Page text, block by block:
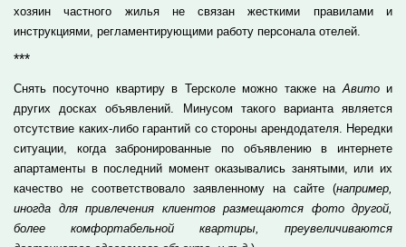
хозяин частного жилья не связан жесткими правилами и
инструкциями, регламентирующими работу персонала отелей.
***
Снять посуточно квартиру в Терсколе можно также наАвитои
других досках объявлений. Минусом такого варианта является
отсутствие каких-либо гарантий со стороны арендодателя. Нередки
ситуации, когда забронированные по объявлению в интернете
апартаменты в последний момент оказывались занятыми, или их
качество не соответствовало заявленному на сайте (например,
иногда для привлечения клиентов размещаются фото другой,
более комфортабельной квартиры, преувеличиваются